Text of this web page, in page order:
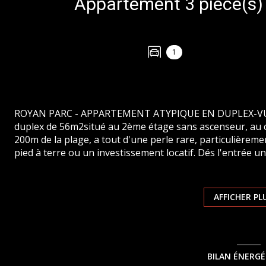
1
ROYAN PARC - APPARTEMENT ATYPIQUE EN
duplex de 56m2situé au 2ème étage sans ascenseur,
200m de la plage, a tout d'une perle rare,
pied à terre ou un investissement locatif. Dés l'entrée
ouest avec vue mer, et enfin en duplex / mezzanine un
compléter ce bien, un stationnement privatif fermé et
Copropriété. Nb de lots total : 15- Charges annuelles
charge acquéreur (380 000 € hors honoraires) DPE :
AFFICHER
BILAN